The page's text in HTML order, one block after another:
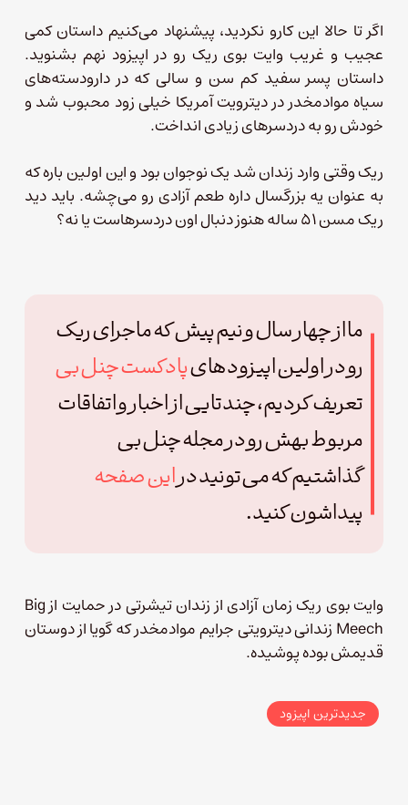
اگر تا حالا این کارو نکردید، پیشنهاد می‌کنیم داستان کمی
عجیب و غریب وایت بوی ریک رو در اپیزود نهم بشنوید.
داستان پسر سفید کم سن و سالی که در دارودسته‌های
سیاه موادمخدر در دیترویت آمریکا خیلی زود محبوب شد و
خودش رو به دردسرهای زیادی انداخت.
ریک وقتی وارد زندان شد یک نوجوان بود و این اولین باره که
به عنوان یه بزرگسال داره طعم آزادی رو می‌چشه. باید دید
ریک مسن ۵۱ ساله هنوز دنبال اون دردسرهاست یا نه؟
ما از چهار سال و نیم پیش که ماجرای ریک
رو در اولین اپیزودهایپادکست چنل‌بی
تعریف کردیم، چندتایی از اخبار و اتفاقات
مربوط بهش رو در مجله چنل‌بی
گذاشتیم که می‌تونید دراین صفحه
پیداشون کنید.
وایت بوی ریک زمان آزادی از زندان تیشرتی در حمایت از Big
Meech زندانی دیترویتی جرایم موادمخدر که گویا از دوستان
قدیمش بوده پوشیده.
جدیدترین اپیزود